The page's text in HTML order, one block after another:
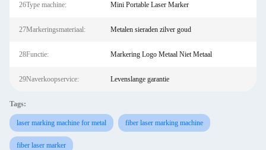
26Type machine: Mini Portable Laser Marker
27Markeringsmateriaal: Metalen sieraden zilver goud
28Functie: Markering Logo Metaal Niet Metaal
29Naverkoopservice: Levenslange garantie
Tags:
laser marking machine for metal fiber laser marking machine
fiber laser marker